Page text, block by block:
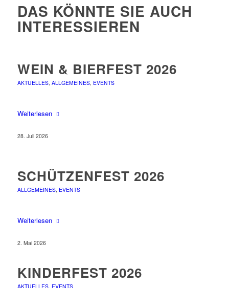
DAS KÖNNTE SIE AUCH
INTERESSIEREN
WEIN & BIERFEST 2026
AKTUELLES, ALLGEMEINES, EVENTS
Weiterlesen
28. Juli 2026
SCHÜTZENFEST 2026
ALLGEMEINES, EVENTS
Weiterlesen
2. Mai 2026
KINDERFEST 2026
AKTUELLES, EVENTS